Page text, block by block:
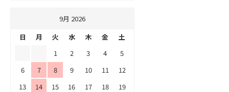
9月 2026
日
月 火 水 木 金
土
1
2 3 4
5
6
7 8 9 10 11
12
13
14 15 16 17 18
19